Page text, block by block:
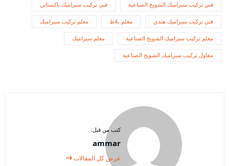
فني تركيب سيراميك الشويخ الصناعية فني تركيب سيراميك باكستاني
فني تركيب سيراميك هندي معلم بلاط معلم تركيب سيراميك
معلم تركيب سيراميك الشويخ الصناعية معلم سيراميك
مقاول تركيب سيراميك الشويخ الصناعية
كتب من قبل:
ammar
عرض كل المقالات